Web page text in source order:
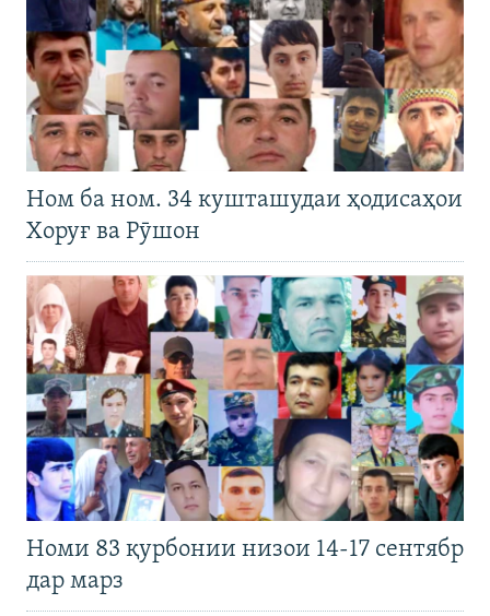
Ном ба ном. 34 кушташудаи ҳодисаҳои
Хоруғ ва Рӯшон
Номи 83 қурбонии низои 14-17 сентябр
дар марз